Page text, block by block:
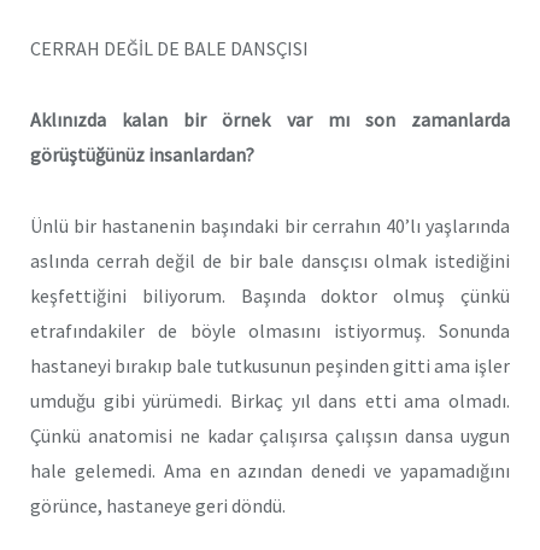
CERRAH DEĞİL DE BALE DANSÇISI
Aklınızda kalan bir örnek var mı son zamanlarda
görüştüğünüz insanlardan?
Ünlü bir hastanenin başındaki bir cerrahın 40’lı yaşlarında
aslında cerrah değil de bir bale dansçısı olmak istediğini
keşfettiğini biliyorum. Başında doktor olmuş çünkü
etrafındakiler de böyle olmasını istiyormuş. Sonunda
hastaneyi bırakıp bale tutkusunun peşinden gitti ama işler
umduğu gibi yürümedi. Birkaç yıl dans etti ama olmadı.
Çünkü anatomisi ne kadar çalışırsa çalışsın dansa uygun
hale gelemedi. Ama en azından denedi ve yapamadığını
görünce, hastaneye geri döndü.